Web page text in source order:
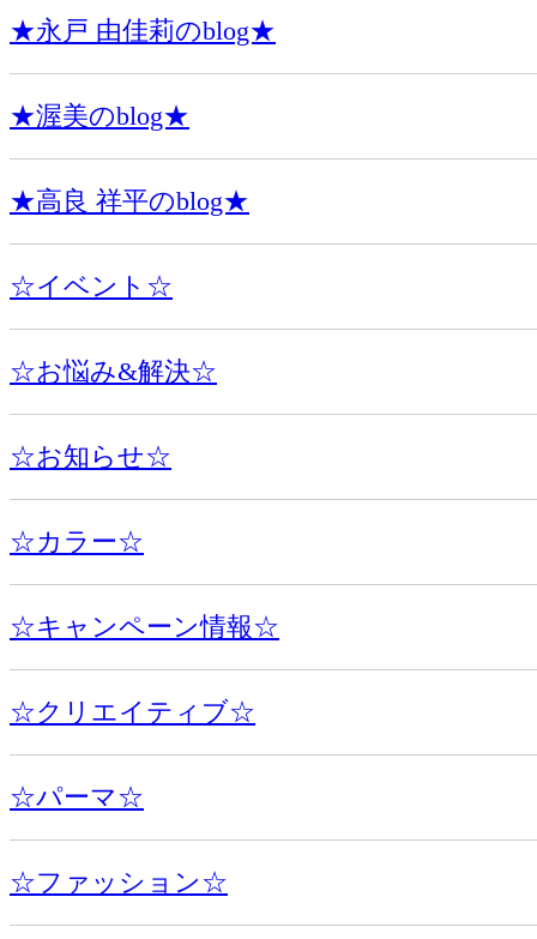
★永戸 由佳莉のblog★
★渥美のblog★
★高良 祥平のblog★
☆イベント☆
☆お悩み&解決☆
☆お知らせ☆
☆カラー☆
☆キャンペーン情報☆
☆クリエイティブ☆
☆パーマ☆
☆ファッション☆